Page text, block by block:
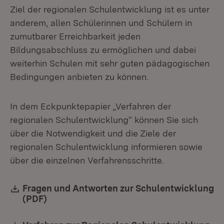
Ziel der regionalen Schulentwicklung ist es unter
anderem, allen Schülerinnen und Schülern in
zumutbarer Erreichbarkeit jeden
Bildungsabschluss zu ermöglichen und dabei
weiterhin Schulen mit sehr guten pädagogischen
Bedingungen anbieten zu können.
In dem Eckpunktepapier „Verfahren der
regionalen Schulentwicklung“ können Sie sich
über die Notwendigkeit und die Ziele der
regionalen Schulentwicklung informieren sowie
über die einzelnen Verfahrensschritte.
Download:
Fragen und Antworten zur Schulentwicklung
(PDF)